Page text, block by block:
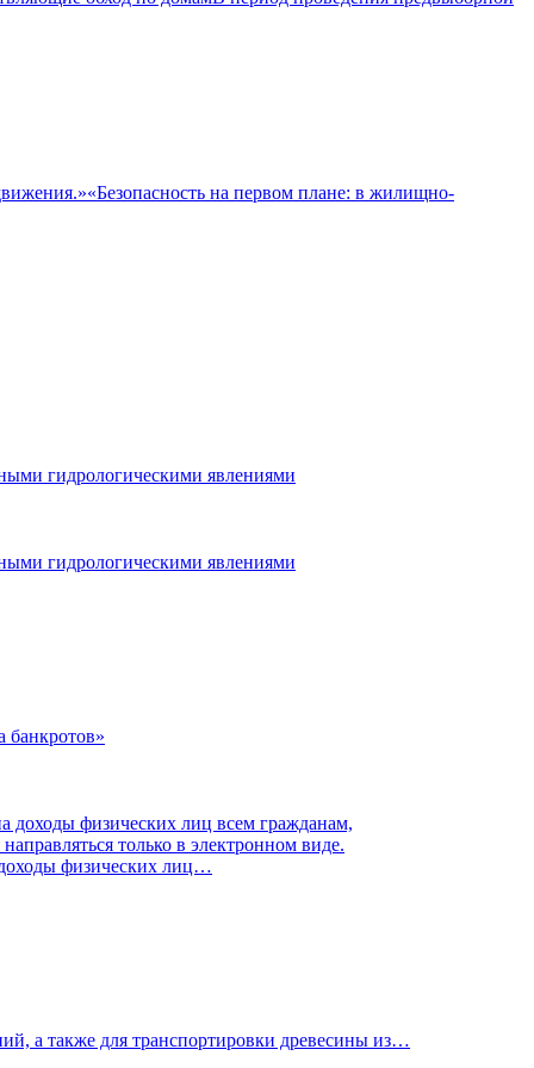
«Безопасность на первом плане: в жилищно-
гидрологическими явлениями
гидрологическими явлениями
банкротов»
физических лиц…
а также для транспортировки древесины из…